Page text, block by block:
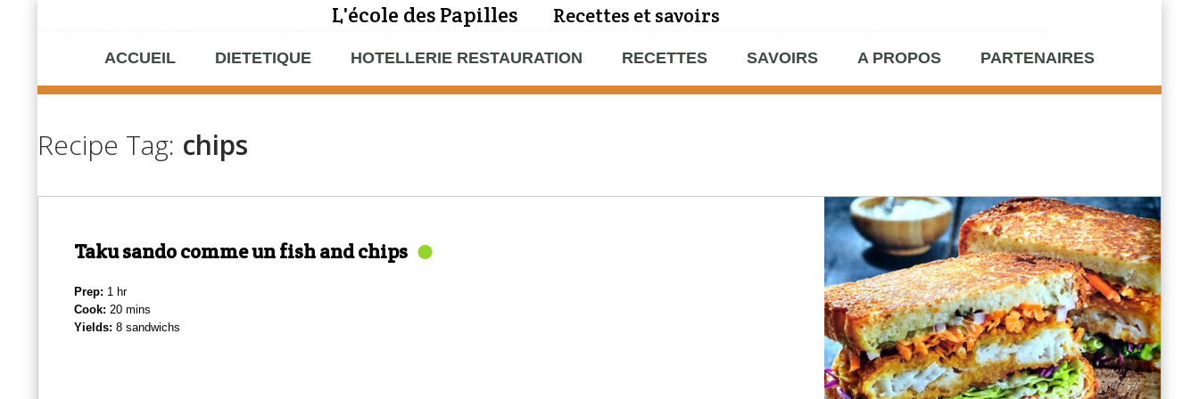
L'école des Papilles Recettes et savoirs
ACCUEIL DIETETIQUE HOTELLERIE RESTAURATION RECETTES SAVOIRS A PROPOS PARTENAIRES
Recipe Tag: chips
Taku sando comme un fish and chips
Prep: 1 hr
Cook: 20 mins
Yields: 8 sandwichs